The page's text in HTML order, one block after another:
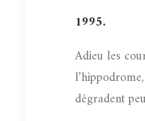
1995.
Adieu les
dégradent